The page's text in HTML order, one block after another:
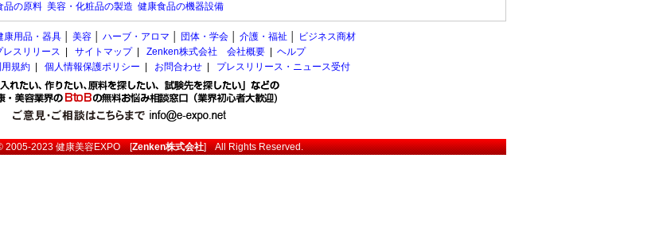
品の原料 美容・化粧品の製造 健康食品の機器設備
康用品・器具 美容 ハーブ・アロマ 団体・学会 介護・福祉
ビジネス商材
レスリリース サイトマップ| Zenken株式会社 会社概要
ヘルプ
規約 個人情報保護ポリシー お問合わせ プレスリリース・ニュース受付
2005-2023健康美容EXPO[Zenken株式会社] All Rights Reserved.